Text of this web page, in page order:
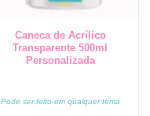
Caneca de Acrílico
Transparente 500ml
Personalizada
Pode ser feito em qualquer tema